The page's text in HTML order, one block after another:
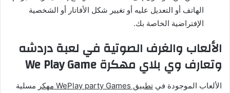
الهاتف أو التعديل عليه أو تغيير شكل الأفاتار أو الشخصية
الإفتراضية الخاصة بك.
الألعاب والغرف الصوتية في لعبة دردشه
وتعارف وي بلاي مهكرة We Play Game
الألعاب الموجودة في تطبيق WePlay party Games مهكر
مسلية